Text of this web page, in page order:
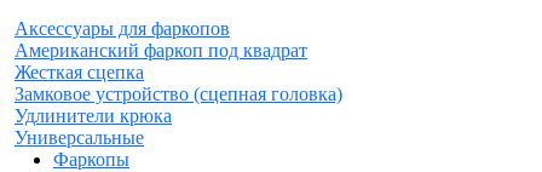
Аксессуары для фаркопов
Американский фаркоп под квадрат
Жесткая сцепка
Замковое устройство (сцепная головка)
Удлинители крюка
Универсальные
Фаркопы